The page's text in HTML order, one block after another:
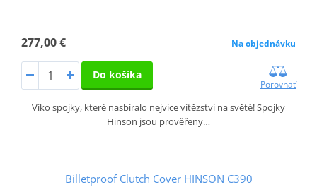
277,00 € Na objednávku
Do košíka
Porovnať
Víko spojky, které nasbíralo nejvíce vítězství na světě! Spojky
Hinson jsou prověřeny…
Billetproof Clutch Cover HINSON C390